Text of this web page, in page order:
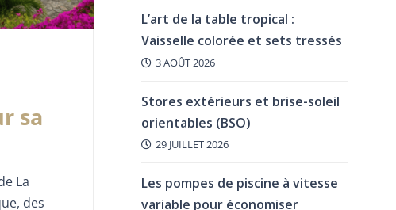
sa
La
des
L’art de la table tropical :
Vaisselle colorée et sets tressés
3 AOÛT 2026
Stores extérieurs et brise-soleil
orientables (BSO)
29 JUILLET 2026
Les pompes de piscine à vitesse
variable pour économiser